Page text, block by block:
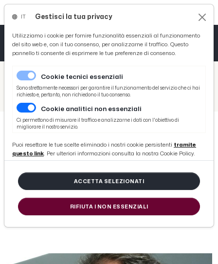
/ Picenotime
/ Monticelli Calcio
Monticelli, Stallone: ''Jesina tosta e molto fisica, siamo in emergenza con gli under''
Monticelli, Stallone: ''Jesina tosta e
molto fisica, siamo in emergenza
con gli under''
di Redazione Picenotime
Gestisci la tua privacy
Utilizziamo i cookie per fornire funzionalità essenziali al funzionamento
del sito web e, con il tuo consenso, per analizzarne il traffico. Questo
pannello ti consente di esprimere le tue preferenze di consenso.
Cookie tecnici essenziali
Sono strettamente necessari per garantire il funzionamento del servizio che ci hai
richiesto e, pertanto, non richiedono il tuo consenso.
Cookie analitici non essenziali
Ci permettono di misurare il traffico e analizzarne i dati con l'obiettivo di
migliorare il nostro servizio.
Puoi resettare le tue scelte eliminado i nostri cookie persistenti tramite
questo link. Per ulteriori informazioni consulta la nostra Cookie Policy.
ACCETTA SELEZIONATI
RIFIUTA I NON ESSENZIALI
Tutto News
Tutto Sport
Basket
Ciclismo
Tutto Curiosità